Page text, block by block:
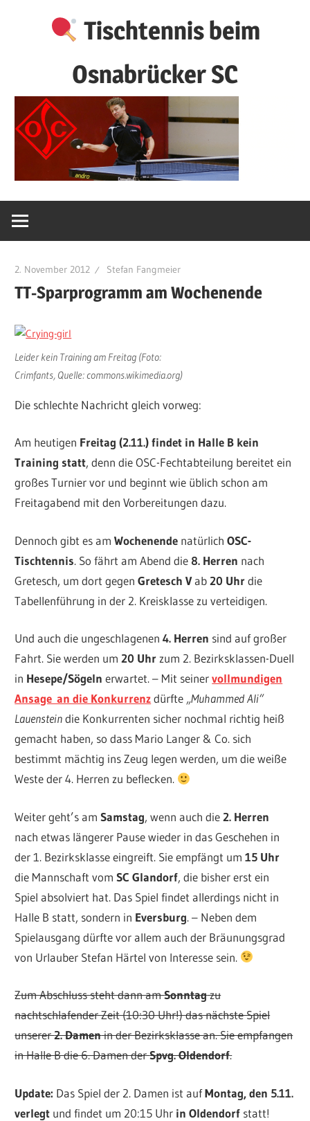
Tischtennis beim
Osnabrücker SC
2. November 2012 Stefan Fangmeier
TT-Sparprogramm am Wochenende
Leider kein Training am Freitag (Foto:
Crimfants, Quelle: commons.wikimedia.org)
Die schlechte Nachricht gleich vorweg:
Am heutigen Freitag (2.11.) findet in Halle B kein
Training statt, denn die OSC-Fechtabteilung bereitet ein
großes Turnier vor und beginnt wie üblich schon am
Freitagabend mit den Vorbereitungen dazu.
Dennoch gibt es amWochenende natürlichOSC-
Tischtennis. So fährt am Abend die 8. Herren nach
Gretesch, um dort gegenGretesch Vab20 Uhrdie
Tabellenführung in der 2. Kreisklasse zu verteidigen.
Und auch die ungeschlagenen4. Herren sind auf großer
Fahrt. Sie werden um20 Uhr zum 2. Bezirksklassen-Duell
in Hesepe/Sögeln erwartet. – Mit seinervollmundigen
Ansage an die Konkurrenzdürfte „Muhammed Ali“
Lauensteindie Konkurrenten sicher nochmal richtig heiß
gemacht haben, so dass Mario Langer & Co. sich
bestimmt mächtig ins Zeug legen werden, um die weiße
Weste der 4. Herren zu beflecken.
Weiter geht’s amSamstag, wenn auch die2. Herren
nach etwas längerer Pause wieder in das Geschehen in
der 1. Bezirksklasse eingreift. Sie empfängt um15 Uhr
die Mannschaft vomSC Glandorf, die bisher erst ein
Spiel absolviert hat. Das Spiel findet allerdings nicht in
Halle B statt, sondern in Eversburg. – Neben dem
Spielausgang dürfte vor allem auch der Bräunungsgrad
von Urlauber Stefan Härtel von Interesse sein.
Zum Abschluss steht dann amSonntagzu
nachtschlafender Zeit (10:30 Uhr!) das nächste Spiel
unserer2. Damenin der Bezirksklasse an. Sie empfangen
in Halle B die 6. Damen derSpvg. Oldendorf.
Update: Das Spiel der 2. Damen ist aufMontag, den 5.11.
verlegt und findet um 20:15 Uhr in Oldendorf statt!